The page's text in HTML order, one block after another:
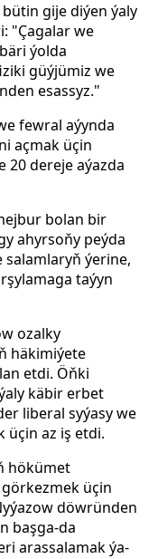
gije diýen ýaly
"Çagalar we
ýolda
güýjümiz we
esassyz."
fewral aýynda
açmak üçin
20 dereje aýazda
bolan bir
ahyrsoňy peýda
ýerine,
taýyn
ozalky
häkimiýete
etdi. Öňki
käbir erbet
liberal syýasy we
üçin az iş etdi.
hökümet
üçin
döwründen
başga-da
arassalamak ýa-